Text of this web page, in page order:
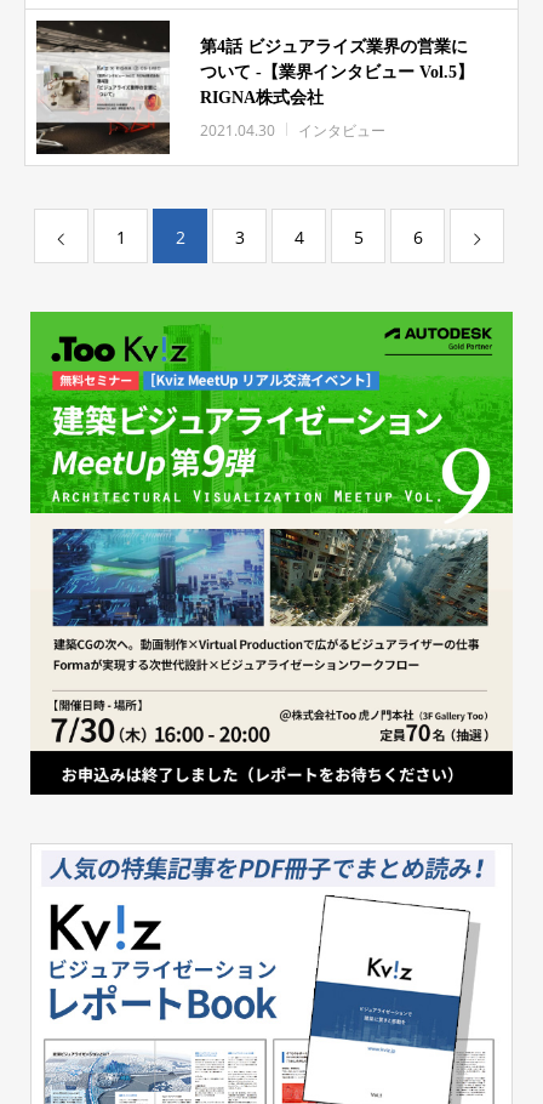
第4話 ビジュアライズ業界の営業に
ついて -【業界インタビュー Vol.5】
RIGNA株式会社
2021.04.30 インタビュー
1 2 3 4 5 6